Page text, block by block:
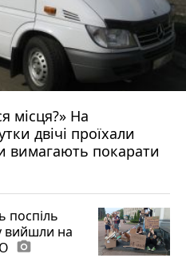
місця?» На
двічі проїхали
вимагають покарати
поспіль
вийшли на
photo_camera